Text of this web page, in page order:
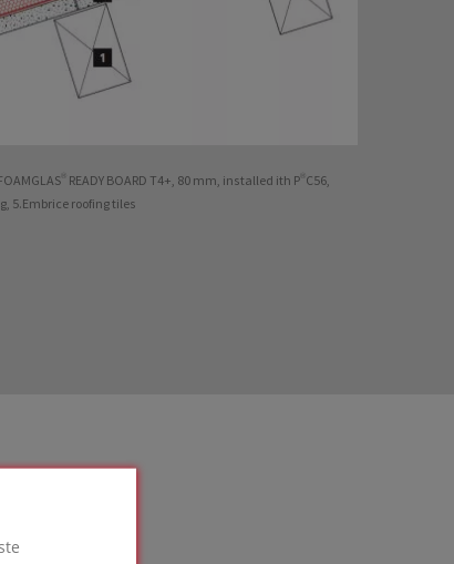
READY BOARD T4+, 80 mm, installed ith P®C56,
5.Embrice roofing tiles